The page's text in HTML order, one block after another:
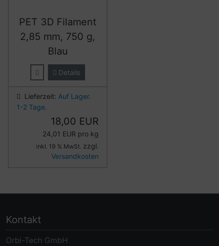
PET 3D Filament
2,85 mm, 750 g,
Blau
Details
Lieferzeit: Auf Lager.
1-2 Tage.
18,00 EUR
24,01 EUR pro kg
inkl. 19 % MwSt. zzgl.
Versandkosten
Kontakt
Orbi-Tech GmbH